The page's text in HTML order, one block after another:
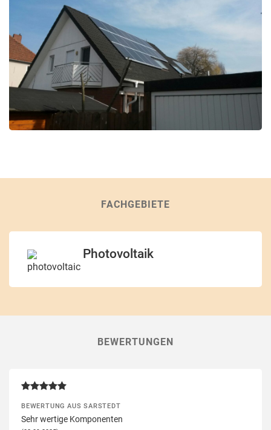
FACHGEBIETE
Photovoltaik
BEWERTUNGEN
BEWERTUNG AUS SARSTEDT
Sehr wertige Komponenten